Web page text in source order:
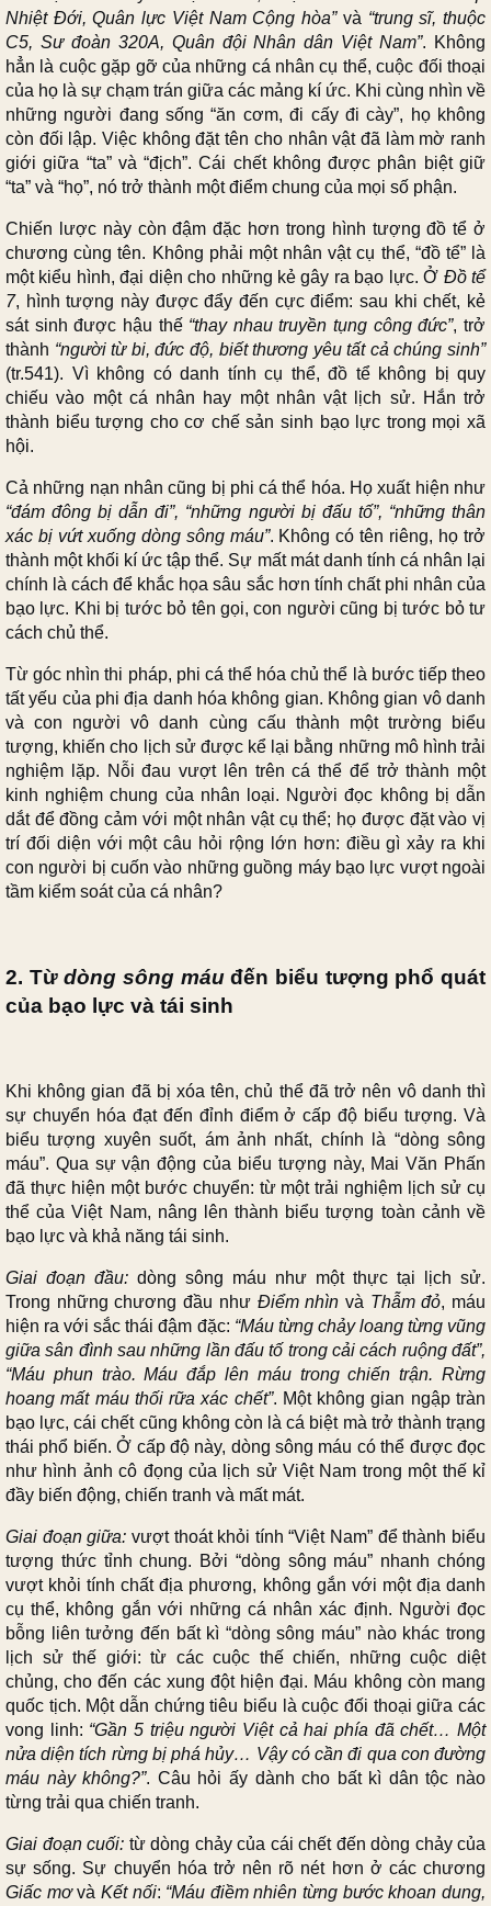
Nhiệt Đới, Quân lực Việt Nam Cộng hòa”và “trung sĩ, thuộc
C5, Sư đoàn 320A, Quân đội Nhân dân Việt Nam”. Không
hẳn là cuộc gặp gỡ của những cá nhân cụ thể, cuộc đối thoại
của họ là sự chạm trán giữa các mảng kí ức. Khi cùng nhìn về
những người đang sống “ăn cơm, đi cấy đi cày”, họ không
còn đối lập. Việc không đặt tên cho nhân vật đã làm mờ ranh
giới giữa “ta” và “địch”. Cái chết không được phân biệt giữ
“ta” và “họ”, nó trở thành một điểm chung của mọi số phận.
Chiến lược này còn đậm đặc hơn trong hình tượng đồ tể ở
chương cùng tên. Không phải một nhân vật cụ thể, “đồ tể” là
một kiểu hình, đại diện cho những kẻ gây ra bạo lực. Ở Đồ tể
7, hình tượng này được đẩy đến cực điểm: sau khi chết, kẻ
sát sinh được hậu thế “thay nhau truyền tụng công đức”, trở
thành “người từ bi, đức độ, biết thương yêu tất cả chúng sinh”
(tr.541). Vì không có danh tính cụ thể, đồ tể không bị quy
chiếu vào một cá nhân hay một nhân vật lịch sử. Hắn trở
thành biểu tượng cho cơ chế sản sinh bạo lực trong mọi xã
hội.
Cả những nạn nhân cũng bị phi cá thể hóa. Họ xuất hiện như
“đám đông bị dẫn đi”, “những người bị đấu tố”, “những thân
xác bị vứt xuống dòng sông máu”. Không có tên riêng, họ trở
thành một khối kí ức tập thể. Sự mất mát danh tính cá nhân lại
chính là cách để khắc họa sâu sắc hơn tính chất phi nhân của
bạo lực. Khi bị tước bỏ tên gọi, con người cũng bị tước bỏ tư
cách chủ thể.
Từ góc nhìn thi pháp, phi cá thể hóa chủ thể là bước tiếp theo
tất yếu của phi địa danh hóa không gian. Không gian vô danh
và con người vô danh cùng cấu thành một trường biểu
tượng, khiến cho lịch sử được kể lại bằng những mô hình trải
nghiệm lặp. Nỗi đau vượt lên trên cá thể để trở thành một
kinh nghiệm chung của nhân loại. Người đọc không bị dẫn
dắt để đồng cảm với một nhân vật cụ thể; họ được đặt vào vị
trí đối diện với một câu hỏi rộng lớn hơn: điều gì xảy ra khi
con người bị cuốn vào những guồng máy bạo lực vượt ngoài
tầm kiểm soát của cá nhân?
2. Từdòng sông máuđến biểu tượng phổ quát
của bạo lực và tái sinh
Khi không gian đã bị xóa tên, chủ thể đã trở nên vô danh thì
sự chuyển hóa đạt đến đỉnh điểm ở cấp độ biểu tượng. Và
biểu tượng xuyên suốt, ám ảnh nhất, chính là “dòng sông
máu”. Qua sự vận động của biểu tượng này, Mai Văn Phấn
đã thực hiện một bước chuyển: từ một trải nghiệm lịch sử cụ
thể của Việt Nam, nâng lên thành biểu tượng toàn cảnh về
bạo lực và khả năng tái sinh.
Giai đoạn đầu: dòng sông máu như một thực tại lịch sử.
Trong những chương đầu như Điểm nhìn và Thẫm đỏ, máu
hiện ra với sắc thái đậm đặc: “Máu từng chảy loang từng vũng
giữa sân đình sau những lần đấu tố trong cải cách ruộng đất”,
“Máu phun trào. Máu đắp lên máu trong chiến trận. Rừng
hoang mất máu thối rữa xác chết”. Một không gian ngập tràn
bạo lực, cái chết cũng không còn là cá biệt mà trở thành trạng
thái phổ biến. Ở cấp độ này, dòng sông máu có thể được đọc
như hình ảnh cô đọng của lịch sử Việt Nam trong một thế kỉ
đầy biến động, chiến tranh và mất mát.
Giai đoạn giữa: vượt thoát khỏi tính “Việt Nam” để thành biểu
tượng thức tỉnh chung. Bởi “dòng sông máu” nhanh chóng
vượt khỏi tính chất địa phương, không gắn với một địa danh
cụ thể, không gắn với những cá nhân xác định. Người đọc
bỗng liên tưởng đến bất kì “dòng sông máu” nào khác trong
lịch sử thế giới: từ các cuộc thế chiến, những cuộc diệt
chủng, cho đến các xung đột hiện đại. Máu không còn mang
quốc tịch. Một dẫn chứng tiêu biểu là cuộc đối thoại giữa các
vong linh: “Gần 5 triệu người Việt cả hai phía đã chết… Một
nửa diện tích rừng bị phá hủy… Vậy có cần đi qua con đường
máu này không?”. Câu hỏi ấy dành cho bất kì dân tộc nào
từng trải qua chiến tranh.
Giai đoạn cuối: từ dòng chảy của cái chết đến dòng chảy của
sự sống. Sự chuyển hóa trở nên rõ nét hơn ở các chương
Giấc mơvà Kết nối: “Máu điềm nhiên từng bước khoan dung,